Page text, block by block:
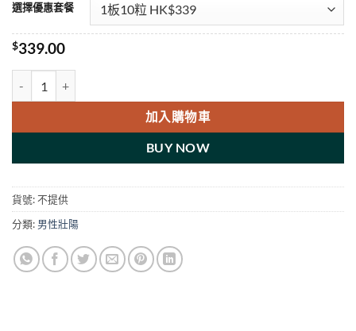
選擇優惠套餐
$339.00
加入購物車
BUY NOW
貨號:不提供
分類: 男性壯陽